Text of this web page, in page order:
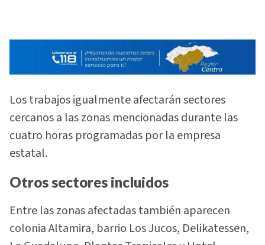
Los trabajos igualmente afectarán sectores
cercanos a las zonas mencionadas durante las
cuatro horas programadas por la empresa
estatal.
Otros sectores incluidos
Entre las zonas afectadas también aparecen
colonia Altamira, barrio Los Jucos, Delikatessen,